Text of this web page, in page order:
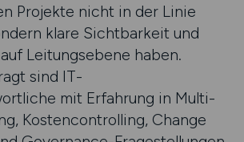
Projekte nicht in der Linie
klare Sichtbarkeit und
Leitungsebene haben.
sind IT-
mit Erfahrung in Multi-
Kostencontrolling, Change